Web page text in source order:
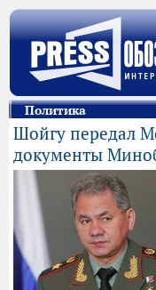
Политика
Шойгу передал
документы